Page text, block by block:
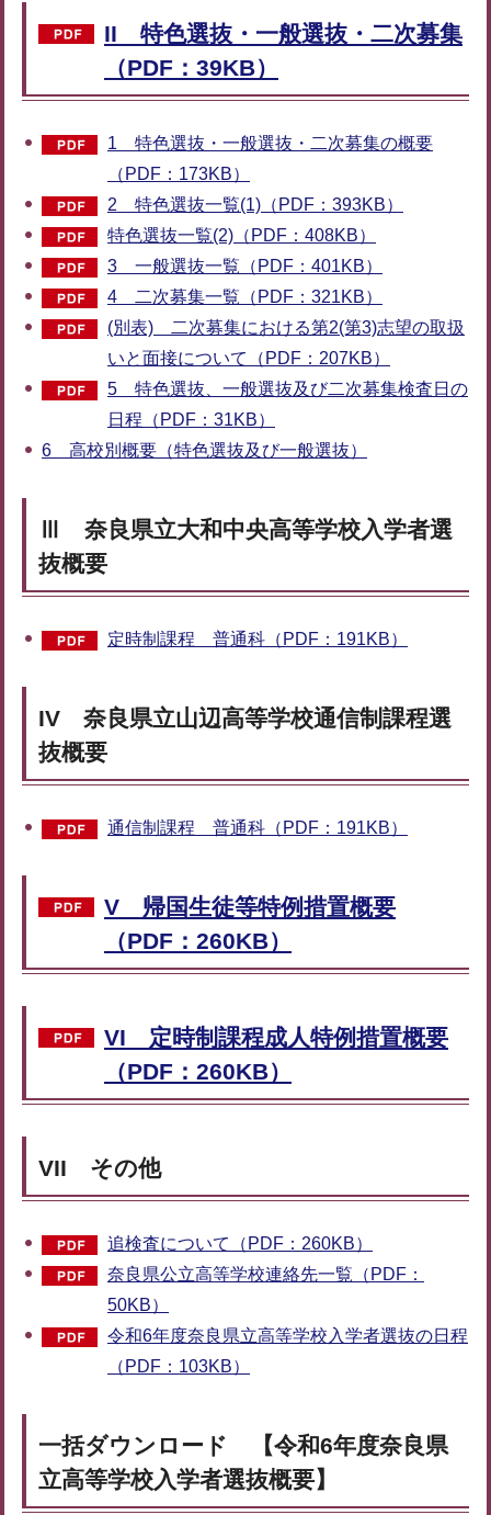
II 特色選抜・一般選抜・二次募集
（PDF：39KB）
1 特色選抜・一般選抜・二次募集の概要
（PDF：173KB）
2 特色選抜一覧(1)（PDF：393KB）
特色選抜一覧(2)（PDF：408KB）
3 一般選抜一覧（PDF：401KB）
4 二次募集一覧（PDF：321KB）
(別表) 二次募集における第2(第3)志望の取扱
いと面接について（PDF：207KB）
5 特色選抜、一般選抜及び二次募集検査日の
日程（PDF：31KB）
6 高校別概要（特色選抜及び一般選抜）
Ⅲ 奈良県立大和中央高等学校入学者選
抜概要
定時制課程 普通科（PDF：191KB）
IV 奈良県立山辺高等学校通信制課程選
抜概要
通信制課程 普通科（PDF：191KB）
V 帰国生徒等特例措置概要
（PDF：260KB）
VI 定時制課程成人特例措置概要
（PDF：260KB）
VII その他
追検査について（PDF：260KB）
奈良県公立高等学校連絡先一覧（PDF：
50KB）
令和6年度奈良県立高等学校入学者選抜の日程
（PDF：103KB）
一括ダウンロード 【令和6年度奈良県
立高等学校入学者選抜概要】